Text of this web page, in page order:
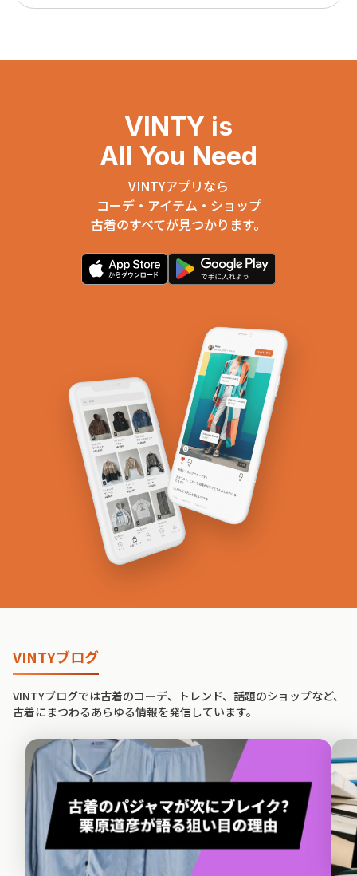
VINTY is
All You Need
VINTYアプリなら
コーデ・アイテム・ショップ
古着のすべてが見つかります。
VINTYブログ
VINTYブログでは古着のコーデ、トレンド、話題のショップなど、
古着にまつわるあらゆる情報を発信しています。